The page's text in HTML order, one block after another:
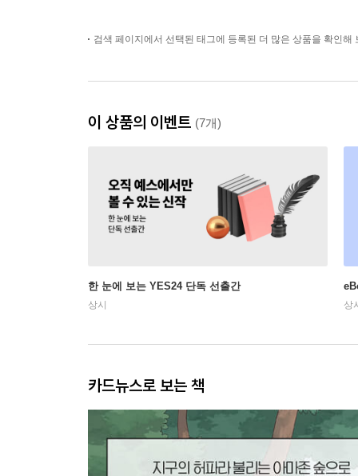
검색 페이지에서 선택된 태그에 등록된 더 많은 상품을 확인해
이 상품의 이벤트 (7개)
한 눈에 보는 YES24 단독 선출간
상시 상
카드뉴스로 보는 책